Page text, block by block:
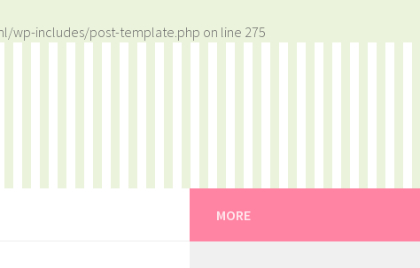
wp-includes/post-template.php on line 275
MORE